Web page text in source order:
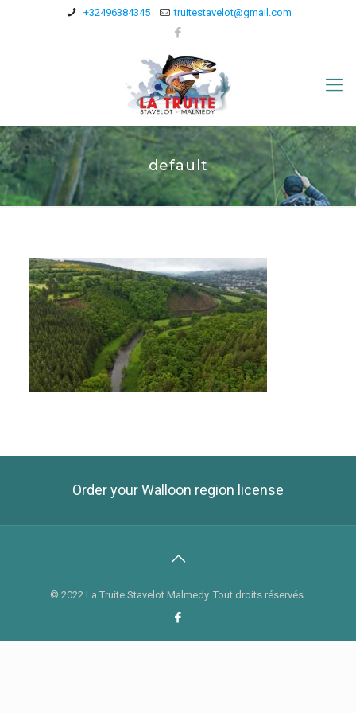
+32496384345 truitestavelot@gmail.com
default
Order your Walloon region license
© 2022 La Truite Stavelot Malmedy. Tout droits réservés.